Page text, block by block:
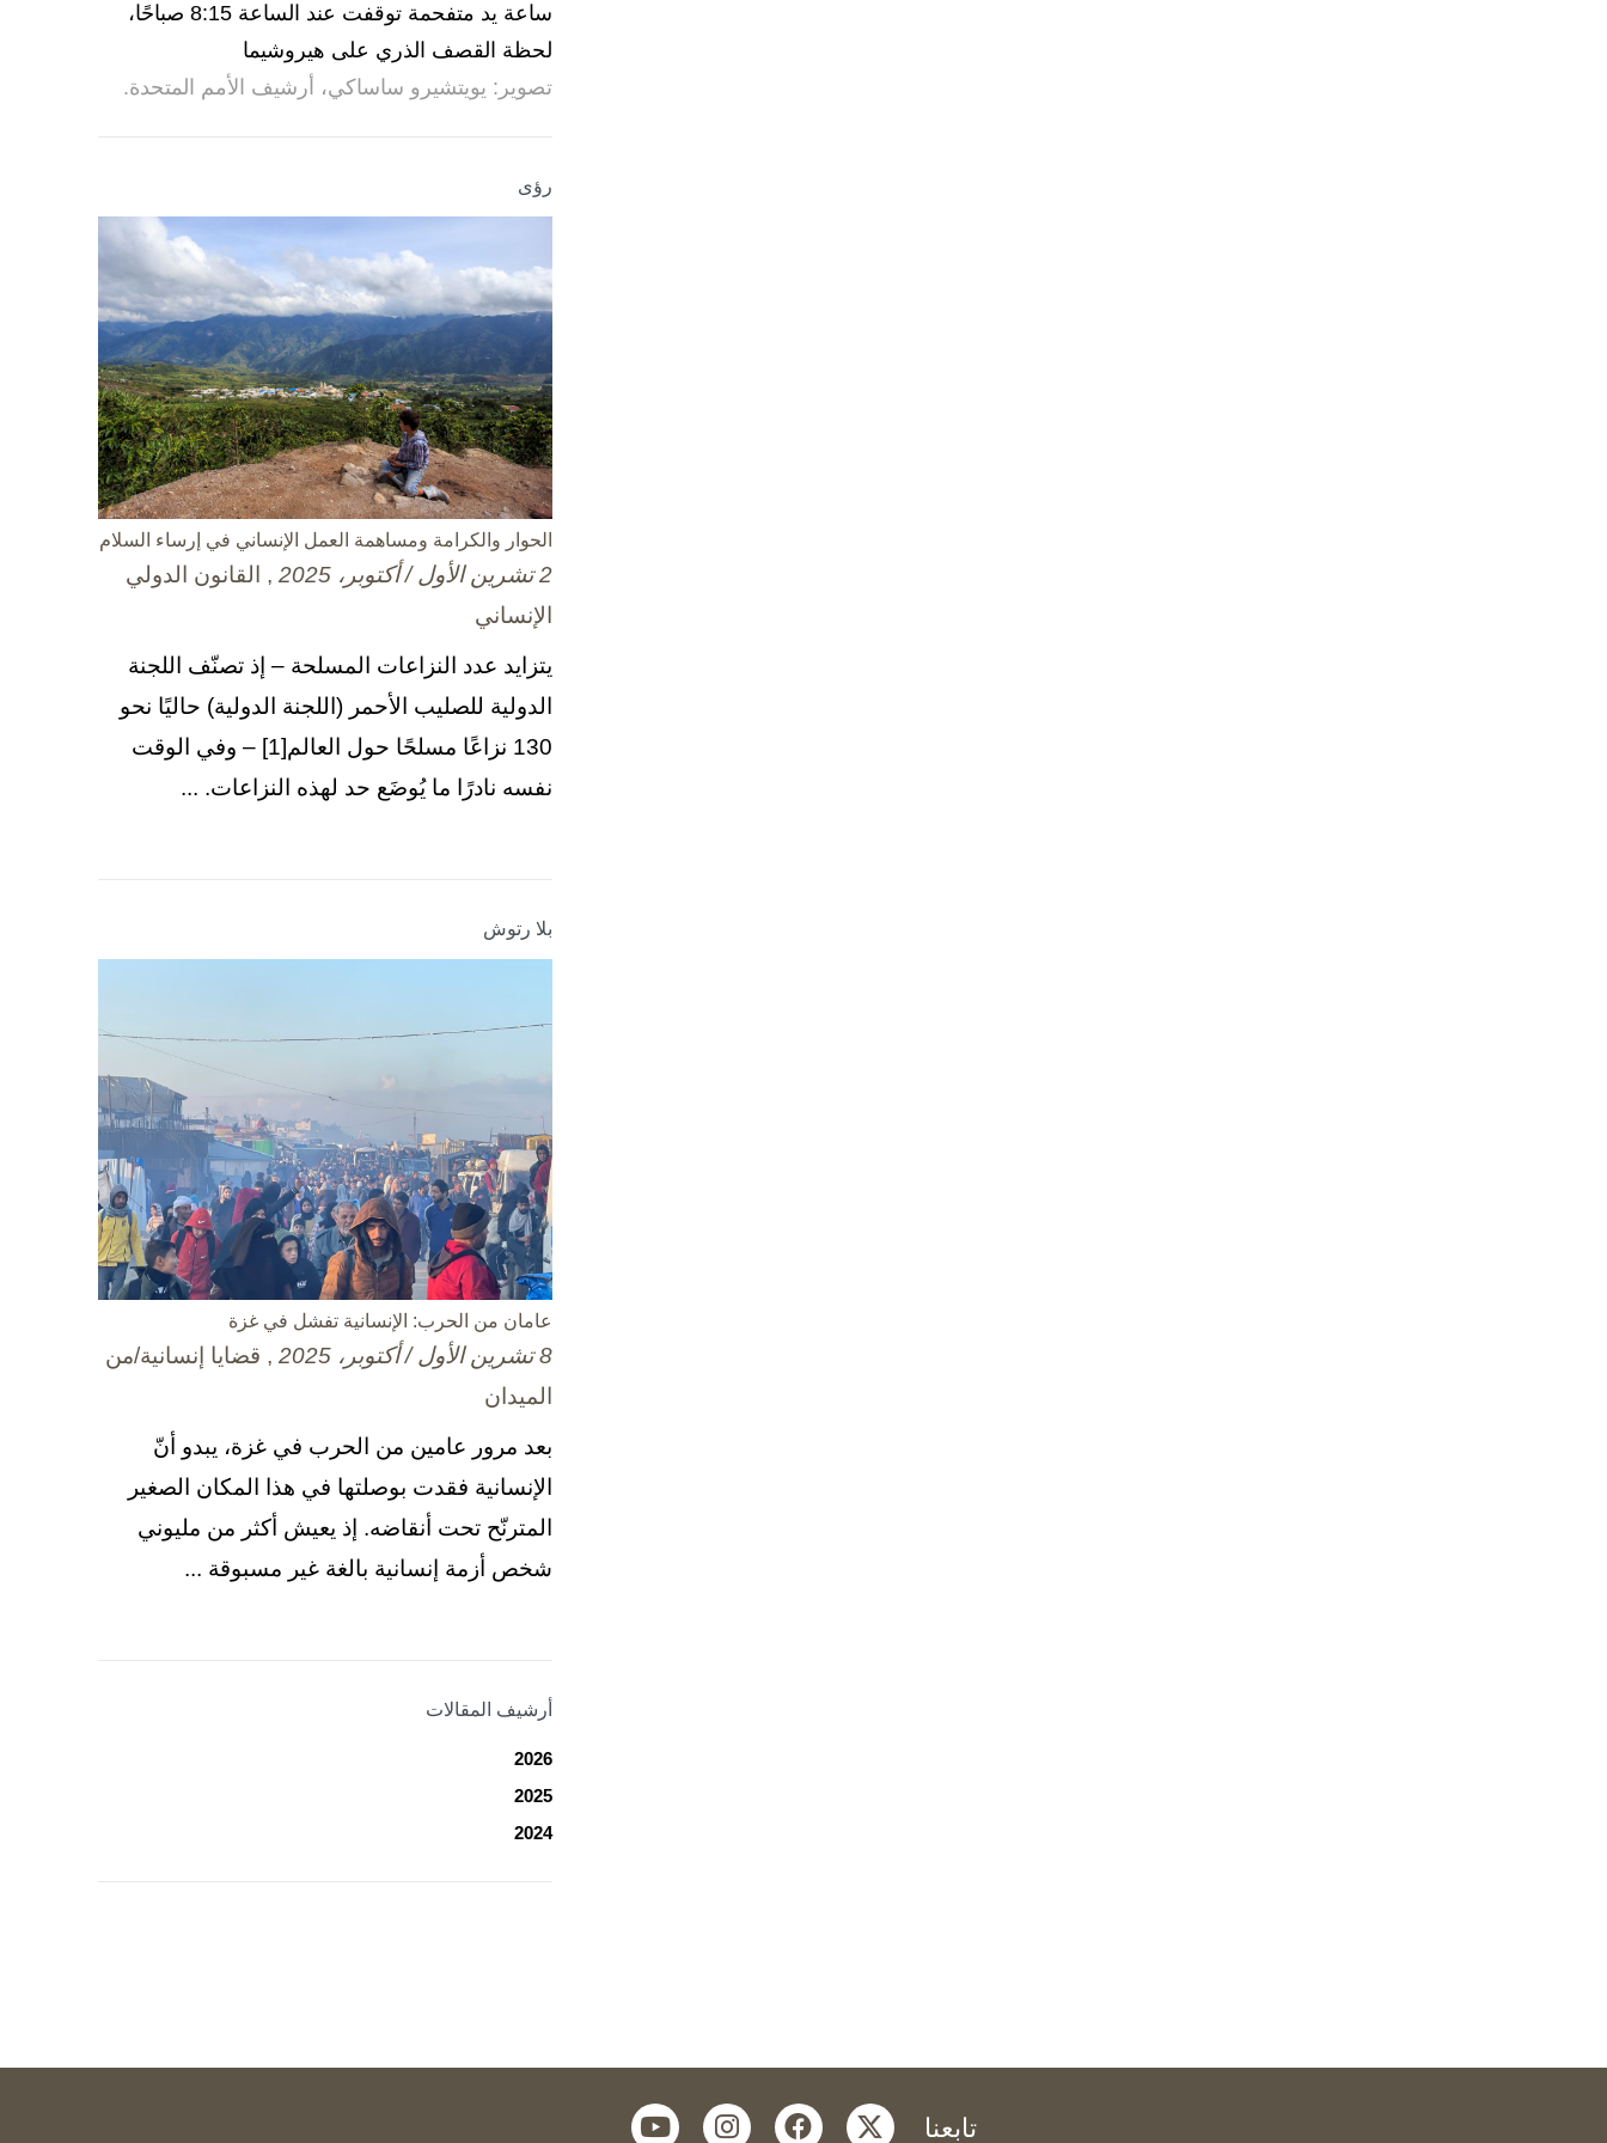
ساعة يد متفحمة توقفت عند الساعة 8:15 صباحًا،
لحظة القصف الذري على هيروشيما
تصوير: يويتشيرو ساساكي، أرشيف الأمم المتحدة.
رؤى
الحوار والكرامة ومساهمة العمل الإنساني في إرساء السلام
2 تشرين الأول / أكتوبر، 2025
, القانون الدولي
الإنساني
يتزايد عدد النزاعات المسلحة – إذ تصنّف اللجنة
الدولية للصليب الأحمر (اللجنة الدولية) حاليًا نحو
130 نزاعًا مسلحًا حول العالم[1] – وفي الوقت
نفسه نادرًا ما يُوضَع حد لهذه النزاعات. ...
بلا رتوش
عامان من الحرب: الإنسانية تفشل في غزة
8 تشرين الأول / أكتوبر، 2025
, قضايا إنسانية/من
الميدان
بعد مرور عامين من الحرب في غزة، يبدو أنّ
الإنسانية فقدت بوصلتها في هذا المكان الصغير
المترنّح تحت أنقاضه. إذ يعيش أكثر من مليوني
شخص أزمة إنسانية بالغة غير مسبوقة ...
أرشيف المقالات
2026
2025
2024
تابعنا twitter
facebook
instagram
youtube